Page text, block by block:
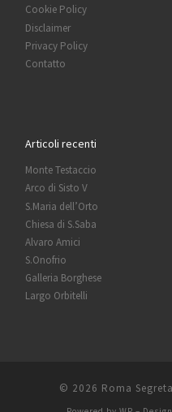
Cookie Policy
Disclaimer
Privacy Policy
Contatto
Articoli recenti
Monte Testaccio
Arco di Sisto V
S.Maria dell’Orto
Chiesa di S.Saba
Alvaro Amici
S.Onofrio
Galleria Borghese
Largo Orbitelli
© 2026 Roma Segreta